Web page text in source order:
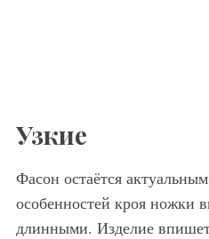
Узкие
Фасон остаётся
особенностей кроя ножки
длинными. Изделие